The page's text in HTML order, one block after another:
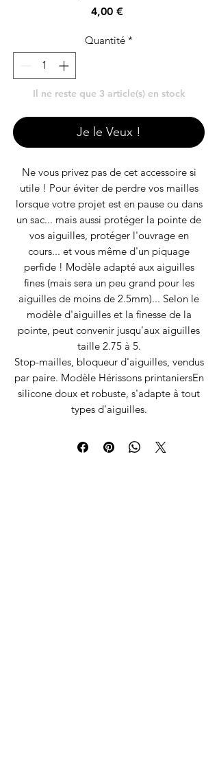
4,00 €Prix
Quantité *
Il ne reste que 3 article(s) en stock
Je le Veux !
Ne vous privez pas de cet accessoire si
utile ! Pour éviter de perdre vos mailles
lorsque votre projet est en pause ou dans
un sac... mais aussi protéger la pointe de
vos aiguilles, protéger l'ouvrage en
cours... et vous même d'un piquage
perfide ! Modèle adapté aux aiguilles
fines (mais sera un peu grand pour les
aiguilles de moins de 2.5mm)... Selon le
modèle d'aiguilles et la finesse de la
pointe, peut convenir jusqu'aux aiguilles
taille 2.75 à 5.
Stop-mailles, bloqueur d'aiguilles, vendus
par paire. Modèle Hérissons printaniersEn
silicone doux et robuste, s'adapte à tout
types d'aiguilles.